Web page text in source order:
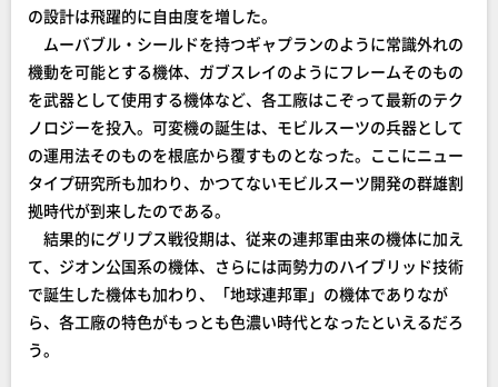
の設計は飛躍的に自由度を増した。
ムーバブル・シールドを持つギャプランのように常識外れの
機動を可能とする機体、ガブスレイのようにフレームそのもの
を武器として使用する機体など、各工廠はこぞって最新のテク
ノロジーを投入。可変機の誕生は、モビルスーツの兵器として
の運用法そのものを根底から覆すものとなった。ここにニュー
タイプ研究所も加わり、かつてないモビルスーツ開発の群雄割
拠時代が到来したのである。
結果的にグリプス戦役期は、従来の連邦軍由来の機体に加え
て、ジオン公国系の機体、さらには両勢力のハイブリッド技術
で誕生した機体も加わり、「地球連邦軍」の機体でありなが
ら、各工廠の特色がもっとも色濃い時代となったといえるだろ
う。